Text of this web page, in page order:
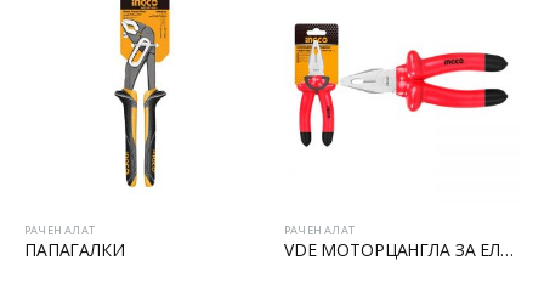
РАЧЕН АЛАТ
ПАПАГАЛКИ
РАЧЕН АЛАТ
VDE МОТОРЦАНГЛА ЗА ЕЛЕКТРИЧАРИ